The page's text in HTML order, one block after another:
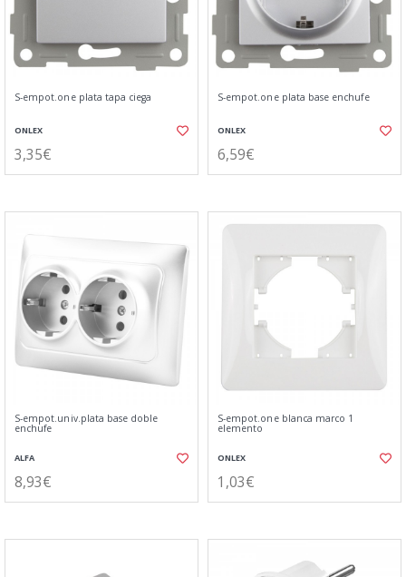
S-empot.one plata tapa ciega
ONLEX
3,35€
S-empot.one plata base enchufe
ONLEX
6,59€
S-empot.univ.plata base doble
enchufe
ALFA
8,93€
S-empot.one blanca marco 1
elemento
ONLEX
1,03€